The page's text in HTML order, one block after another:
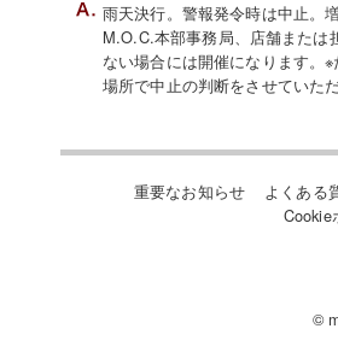
雨天決行。警報発令時は中止。
M.O.C.本部事務局、店舗または
ない場合には開催になります。
場所で中止の判断をさせていた
重要なお知らせ よくある
Cookie
©